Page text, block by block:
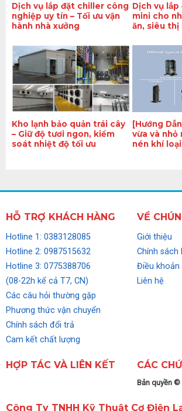
Dịch vụ lắp đặt chiller công
nghiệp uy tín – Tối ưu vận
hành nhà xưởng
Dịch vụ
mini cho
ăn, siêu thị
Kho lạnh bảo quản trái cây
– Giữ độ tươi ngon, kiểm
soát nhiệt độ tối ưu
[Hướng
vừa và nhỏ
nén khí
HỖ TRỢ KHÁCH HÀNG
Hotline 1: 0383128085
Hotline 2: 0987515632
Hotline 3: 0775388706
(08-22h kể cả T7, CN)
Các câu hỏi thường gặp
Phương thức vận chuyển
Chính sách đổi trả
Cam kết chất lượng
VỀ
Giới thiệu
Chính sách
Điều khoản
Liên hệ
HỢP TÁC VÀ LIÊN KẾT CÁC
Bản quyền
Công Ty TNHH Kỹ Thuật Cơ Điện